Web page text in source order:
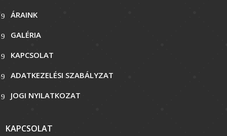
ÁRAINK
GALÉRIA
KAPCSOLAT
ADATKEZELÉSI SZABÁLYZAT
JOGI NYILATKOZAT
KAPCSOLAT